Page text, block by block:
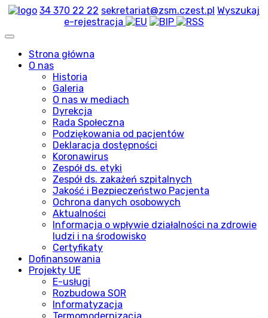
34 370 22 22 sekretariat@zsm.czest.pl Wyszukaj
e-rejestracja
Strona główna
O nas
Historia
Galeria
O nas w mediach
Dyrekcja
Rada Społeczna
Podziękowania od pacjentów
Deklaracja dostępności
Koronawirus
Zespół ds. etyki
Zespół ds. zakażeń szpitalnych
Jakość i Bezpieczeństwo Pacjenta
Ochrona danych osobowych
Aktualności
Informacja o wpływie działalności na zdrowie
ludzi i na środowisko
Certyfikaty
Dofinansowania
Projekty UE
E-usługi
Rozbudowa SOR
Informatyzacja